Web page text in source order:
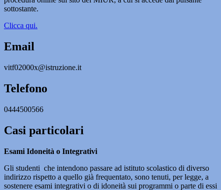
sottostante.
Clicca qui.
Email
vitf02000x@istruzione.it
Telefono
0444500566
Casi particolari
Esami Idoneità o Integrativi
Gli studenti che intendono passare ad istituto scolastico di diverso
indirizzo rispetto a quello già frequentato, sono tenuti, per legge, a
sostenere esami integrativi o di idoneità sui programmi o parte di essi